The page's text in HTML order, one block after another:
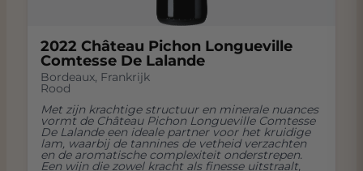
2022 Château Pichon Longueville
Comtesse De Lalande
Bordeaux, Frankrijk
Rood
Met zijn krachtige structuur en minerale nuances
vormt de Château Pichon Longueville Comtesse
De Lalande een ideale partner voor het kruidige
lam, waarbij de tannines de vetheid verzachten
en de aromatische complexiteit onderstrepen.
Een wijn die zowel kracht als finesse uitstraalt,